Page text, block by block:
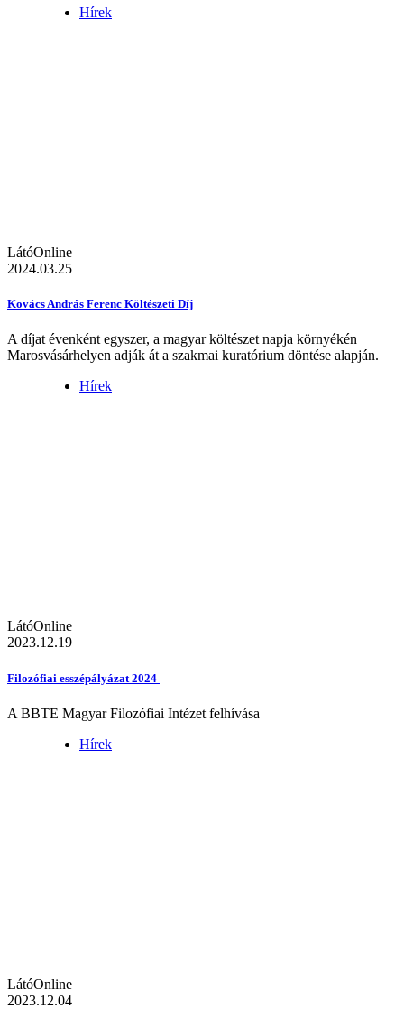
Hírek
LátóOnline
2024.03.25
Kovács András Ferenc Költészeti Díj
A díjat évenként egyszer, a magyar költészet napja környékén
Marosvásárhelyen adják át a szakmai kuratórium döntése alapján.
Hírek
LátóOnline
2023.12.19
Filozófiai esszépályázat 2024
A BBTE Magyar Filozófiai Intézet felhívása
Hírek
LátóOnline
2023.12.04